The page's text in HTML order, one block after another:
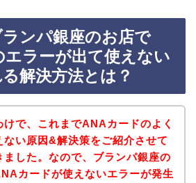
ランパ銀座のお店で
ラーが出て使えない
解決方法とは？
けで、これまでANAカードのよく
ない原因&解決策をご紹介させて
ました。なので、ブランパ銀座の
カードが使えないエラーが発生